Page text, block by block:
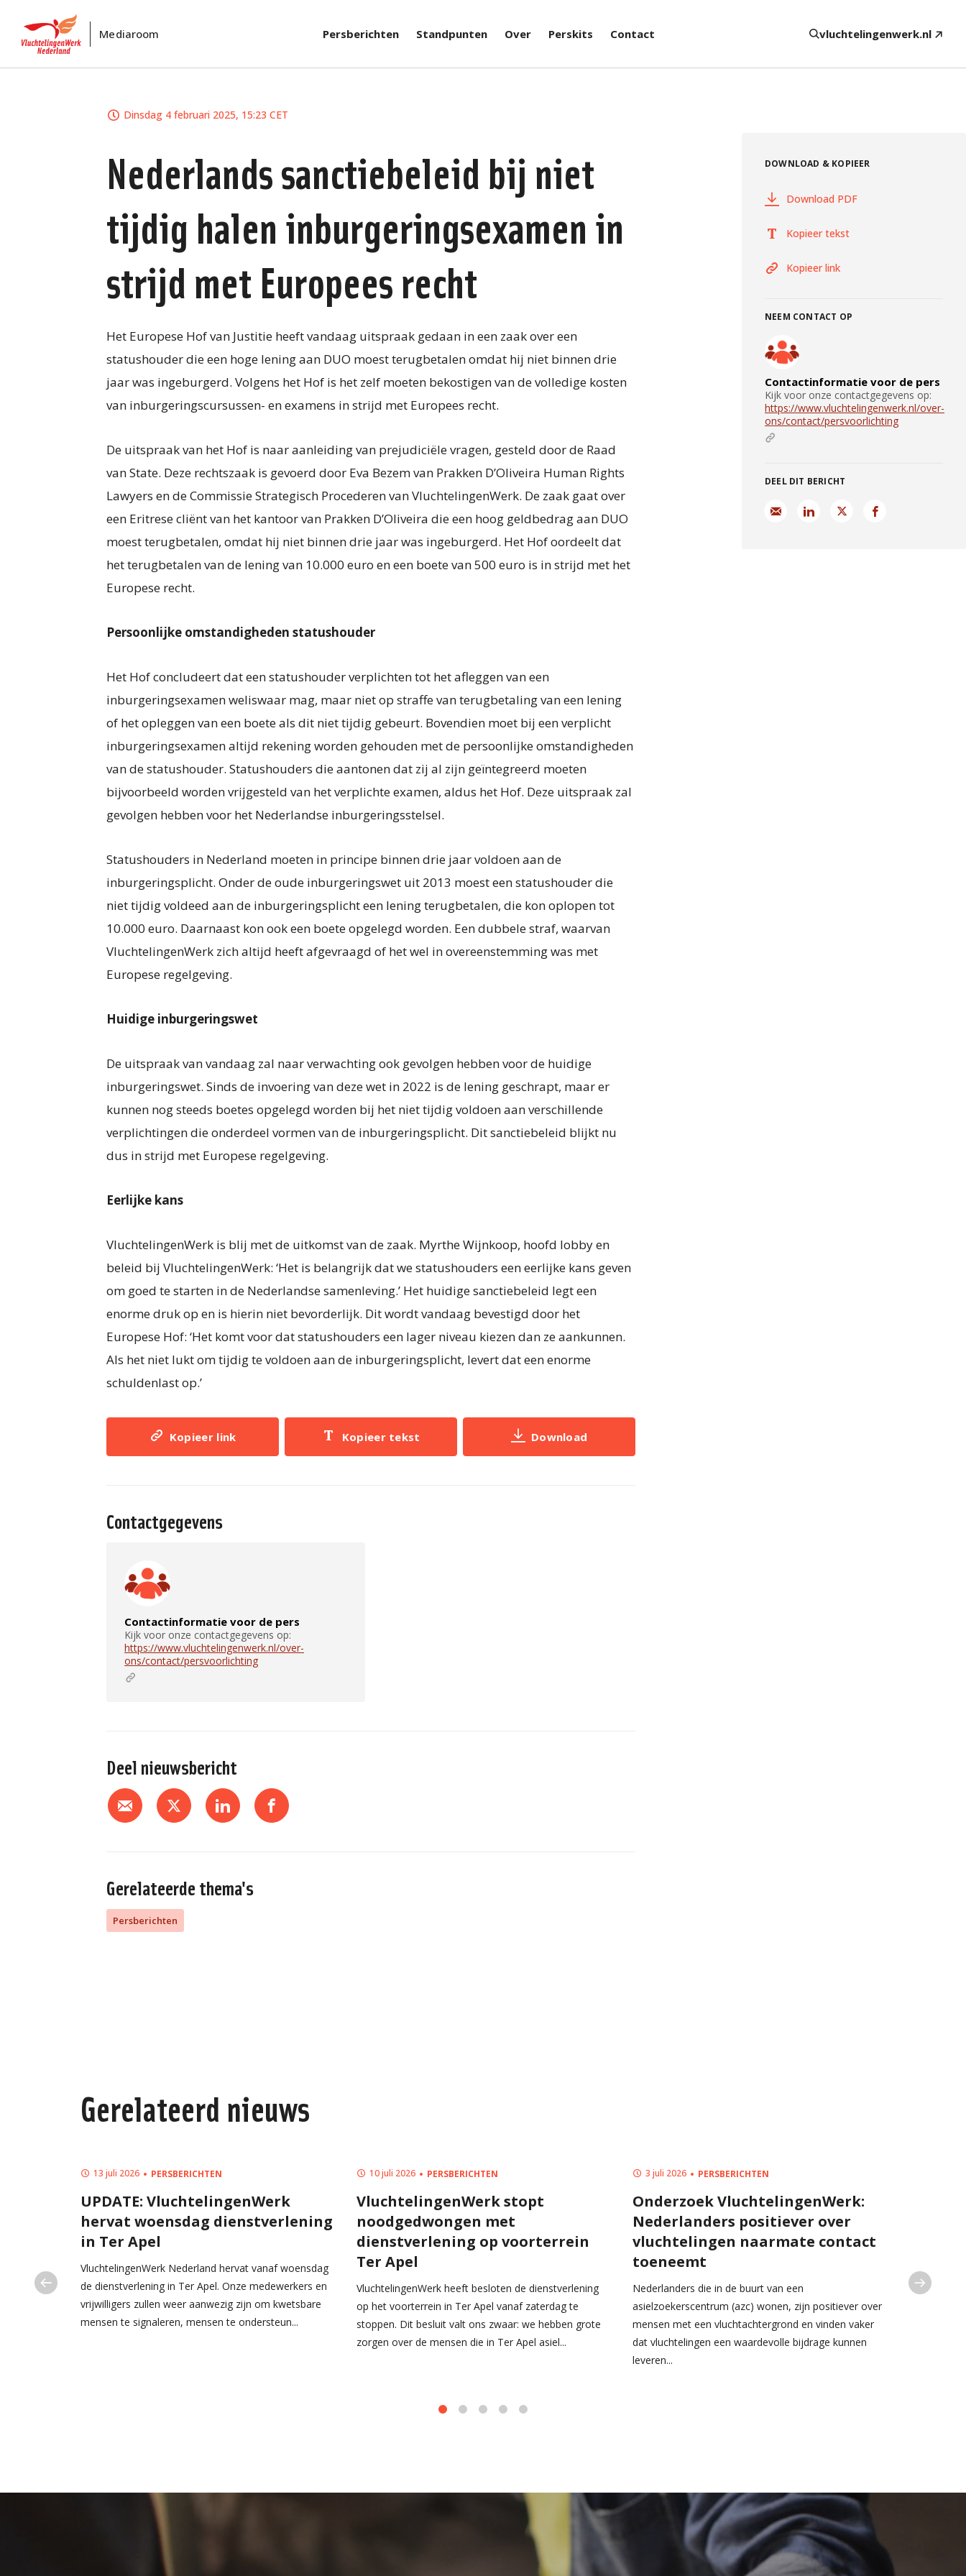
Mediaroom Persberichten Standpunten Over Perskits Contact vluchtelingenwerk.nl
Dinsdag 4 februari 2025, 15:23 CET
Nederlands sanctiebeleid bij niet
tijdig halen inburgeringsexamen in
strijd met Europees recht
Het Europese Hof van Justitie heeft vandaag uitspraak gedaan in een zaak over een
statushouder die een hoge lening aan DUO moest terugbetalen omdat hij niet binnen drie
jaar was ingeburgerd. Volgens het Hof is het zelf moeten bekostigen van de volledige kosten
van inburgeringscursussen- en examens in strijd met Europees recht.
De uitspraak van het Hof is naar aanleiding van prejudiciële vragen, gesteld door de Raad
van State. Deze rechtszaak is gevoerd door Eva Bezem van Prakken D’Oliveira Human Rights
Lawyers en de Commissie Strategisch Procederen van VluchtelingenWerk. De zaak gaat over
een Eritrese cliënt van het kantoor van Prakken D’Oliveira die een hoog geldbedrag aan DUO
moest terugbetalen, omdat hij niet binnen drie jaar was ingeburgerd. Het Hof oordeelt dat
het terugbetalen van de lening van 10.000 euro en een boete van 500 euro is in strijd met het
Europese recht.
Persoonlijke omstandigheden statushouder
Het Hof concludeert dat een statushouder verplichten tot het afleggen van een
inburgeringsexamen weliswaar mag, maar niet op straffe van terugbetaling van een lening
of het opleggen van een boete als dit niet tijdig gebeurt. Bovendien moet bij een verplicht
inburgeringsexamen altijd rekening worden gehouden met de persoonlijke omstandigheden
van de statushouder. Statushouders die aantonen dat zij al zijn geïntegreerd moeten
bijvoorbeeld worden vrijgesteld van het verplichte examen, aldus het Hof. Deze uitspraak zal
gevolgen hebben voor het Nederlandse inburgeringsstelsel.
Statushouders in Nederland moeten in principe binnen drie jaar voldoen aan de
inburgeringsplicht. Onder de oude inburgeringswet uit 2013 moest een statushouder die
niet tijdig voldeed aan de inburgeringsplicht een lening terugbetalen, die kon oplopen tot
10.000 euro. Daarnaast kon ook een boete opgelegd worden. Een dubbele straf, waarvan
VluchtelingenWerk zich altijd heeft afgevraagd of het wel in overeenstemming was met
Europese regelgeving.
Huidige inburgeringswet
De uitspraak van vandaag zal naar verwachting ook gevolgen hebben voor de huidige
inburgeringswet. Sinds de invoering van deze wet in 2022 is de lening geschrapt, maar er
kunnen nog steeds boetes opgelegd worden bij het niet tijdig voldoen aan verschillende
verplichtingen die onderdeel vormen van de inburgeringsplicht. Dit sanctiebeleid blijkt nu
dus in strijd met Europese regelgeving.
Eerlijke kans
VluchtelingenWerk is blij met de uitkomst van de zaak. Myrthe Wijnkoop, hoofd lobby en
beleid bij VluchtelingenWerk: ‘Het is belangrijk dat we statushouders een eerlijke kans geven
om goed te starten in de Nederlandse samenleving.’ Het huidige sanctiebeleid legt een
enorme druk op en is hierin niet bevorderlijk. Dit wordt vandaag bevestigd door het
Europese Hof: ‘Het komt voor dat statushouders een lager niveau kiezen dan ze aankunnen.
Als het niet lukt om tijdig te voldoen aan de inburgeringsplicht, levert dat een enorme
schuldenlast op.’
Kopieer link Kopieer tekst Download
Contactgegevens
Contactinformatie voor de pers
Kijk voor onze contactgegevens op:
https://www.vluchtelingenwerk.nl/over-
ons/contact/persvoorlichting
Deel nieuwsbericht
Gerelateerde thema's
Persberichten
DOWNLOAD & KOPIEER
Download PDF
Kopieer tekst
Kopieer link
NEEM CONTACT OP
Contactinformatie voor de pers
Kijk voor onze contactgegevens op:
https://www.vluchtelingenwerk.nl/over-
ons/contact/persvoorlichting
DEEL DIT BERICHT
Gerelateerd nieuws
van het
13 juli 2026 PERSBERICHTEN
UPDATE: VluchtelingenWerk
hervat woensdag dienstverlening
in Ter Apel
VluchtelingenWerk Nederland hervat vanaf woensdag
de dienstverlening in Ter Apel. Onze medewerkers en
vrijwilligers zullen weer aanwezig zijn om kwetsbare
mensen te signaleren, mensen te ondersteun...
10 juli 2026 PERSBERICHTEN
VluchtelingenWerk stopt
noodgedwongen met
dienstverlening op voorterrein
Ter Apel
VluchtelingenWerk heeft besloten de dienstverlening
op het voorterrein in Ter Apel vanaf zaterdag te
stoppen. Dit besluit valt ons zwaar: we hebben grote
zorgen over de mensen die in Ter Apel asiel...
3 juli 2026 PERSBERICHTEN
Onderzoek VluchtelingenWerk:
Nederlanders positiever over
vluchtelingen naarmate contact
toeneemt
Nederlanders die in de buurt van een
asielzoekerscentrum (azc) wonen, zijn positiever over
mensen met een vluchtachtergrond en vinden vaker
dat vluchtelingen een waardevolle bijdrage kunnen
leveren...
Vanaf
een vast